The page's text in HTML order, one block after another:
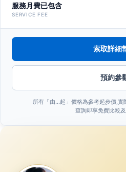
服務月費已包含
SERVICE FEE
索取詳細
預約參
所有「由…起」價格為參考起步價,實
查詢即享免費比較及